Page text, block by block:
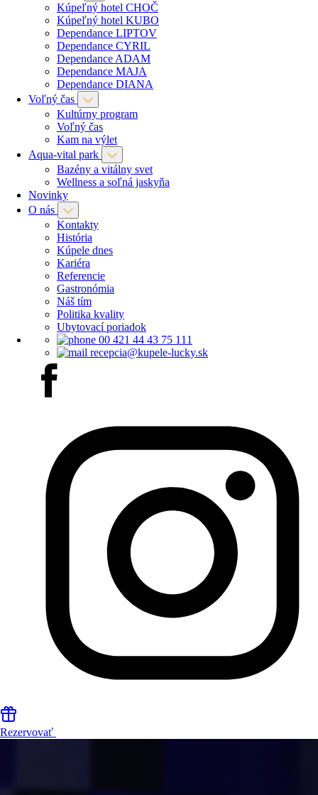
Kúpeľný hotel CHOČ
Kúpeľný hotel KUBO
Dependance LIPTOV
Dependance CYRIL
Dependance ADAM
Dependance MAJA
Dependance DIANA
Voľný čas
Kultúrny program
Voľný čas
Kam na výlet
Aqua-vital park
Bazény a vitálny svet
Wellness a soľná jaskyňa
Novinky
O nás
Kontakty
História
Kúpele dnes
Kariéra
Referencie
Gastronómia
Náš tím
Politika kvality
Ubytovací poriadok
00 421 44 43 75 111
recepcia@kupele-lucky.sk
Rezervovať